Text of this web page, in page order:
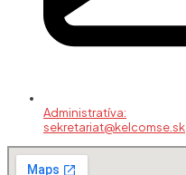
Administratíva:
sekretariat@kelcomse.sk